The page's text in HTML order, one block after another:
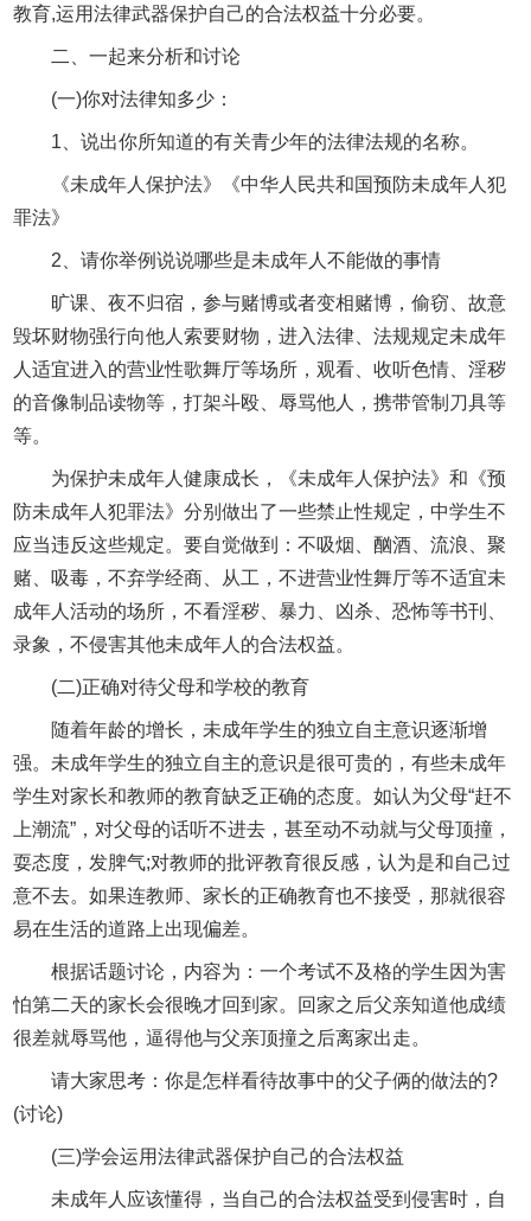
教育,运用法律武器保护自己的合法权益十分必要。
二、一起来分析和讨论
(一)你对法律知多少：
1、说出你所知道的有关青少年的法律法规的名称。
《未成年人保护法》《中华人民共和国预防未成年人犯
罪法》
2、请你举例说说哪些是未成年人不能做的事情
旷课、夜不归宿，参与赌博或者变相赌博，偷窃、故意
毁坏财物强行向他人索要财物，进入法律、法规规定未成年
人适宜进入的营业性歌舞厅等场所，观看、收听色情、淫秽
的音像制品读物等，打架斗殴、辱骂他人，携带管制刀具等
等。
为保护未成年人健康成长，《未成年人保护法》和《预
防未成年人犯罪法》分别做出了一些禁止性规定，中学生不
应当违反这些规定。要自觉做到：不吸烟、酗酒、流浪、聚
赌、吸毒，不弃学经商、从工，不进营业性舞厅等不适宜未
成年人活动的场所，不看淫秽、暴力、凶杀、恐怖等书刊、
录象，不侵害其他未成年人的合法权益。
(二)正确对待父母和学校的教育
随着年龄的增长，未成年学生的独立自主意识逐渐增
强。未成年学生的独立自主的意识是很可贵的，有些未成年
学生对家长和教师的教育缺乏正确的态度。如认为父母“赶不
上潮流”，对父母的话听不进去，甚至动不动就与父母顶撞，
耍态度，发脾气;对教师的批评教育很反感，认为是和自己过
意不去。如果连教师、家长的正确教育也不接受，那就很容
易在生活的道路上出现偏差。
根据话题讨论，内容为：一个考试不及格的学生因为害
怕第二天的家长会很晚才回到家。回家之后父亲知道他成绩
很差就辱骂他，逼得他与父亲顶撞之后离家出走。
请大家思考：你是怎样看待故事中的父子俩的做法的?
(讨论)
(三)学会运用法律武器保护自己的合法权益
未成年人应该懂得，当自己的合法权益受到侵害时，自